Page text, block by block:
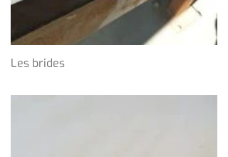
Les brides